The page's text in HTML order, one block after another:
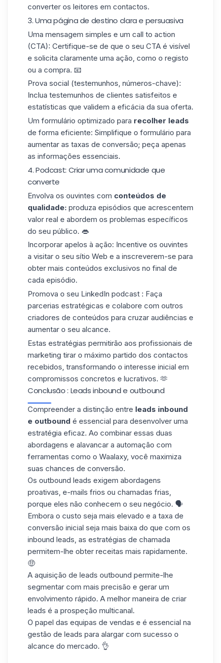
converter os leitores em contactos.
3. Uma página de destino clara e persuasiva
Uma mensagem simples e um call to action
(CTA): Certifique-se de que o seu CTA é visível
e solicita claramente uma ação, como o registo
ou a compra. 📧
Prova social (testemunhos, números-chave):
Inclua testemunhos de clientes satisfeitos e
estatísticas que validem a eficácia da sua oferta.
Um formulário optimizado para recolher leads
de forma eficiente: Simplifique o formulário para
aumentar as taxas de conversão; peça apenas
as informações essenciais.
4. Podcast: Criar uma comunidade que
converte
Envolva os ouvintes com conteúdos de
qualidade: produza episódios que acrescentem
valor real e abordem os problemas específicos
do seu público. 👄
Incorporar apelos à ação: Incentive os ouvintes
a visitar o seu sítio Web e a inscreverem-se para
obter mais conteúdos exclusivos no final de
cada episódio.
Promova o seu LinkedIn podcast : Faça
parcerias estratégicas e colabore com outros
criadores de conteúdos para cruzar audiências e
aumentar o seu alcance.
Estas estratégias permitirão aos profissionais de
marketing tirar o máximo partido dos contactos
recebidos, transformando o interesse inicial em
compromissos concretos e lucrativos. 🫶
Conclusão : Leads inbound e outbound
Compreender a distinção entre leads inbound
e outbound é essencial para desenvolver uma
estratégia eficaz. Ao combinar essas duas
abordagens e alavancar a automação com
ferramentas como o Waalaxy, você maximiza
suas chances de conversão.
Os outbound leads exigem abordagens
proativas, e-mails frios ou chamadas frias,
porque eles não conhecem o seu negócio. 🗣️
Embora o custo seja mais elevado e a taxa de
conversão inicial seja mais baixa do que com os
inbound leads, as estratégias de chamada
permitem-lhe obter receitas mais rapidamente.
🤑
A aquisição de leads outbound permite-lhe
segmentar com mais precisão e gerar um
envolvimento rápido. A melhor maneira de criar
leads é a prospeção multicanal.
O papel das equipas de vendas e é essencial na
gestão de leads para alargar com sucesso o
alcance do mercado. 👌